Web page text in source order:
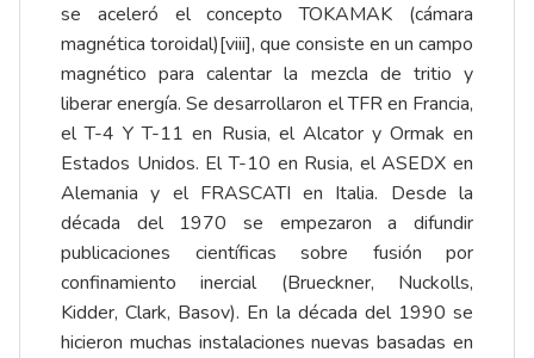
se aceleró el concepto TOKAMAK (cámara
magnética toroidal)[viii], que consiste en un campo
magnético para calentar la mezcla de tritio y
liberar energía. Se desarrollaron el TFR en Francia,
el T-4 Y T-11 en Rusia, el Alcator y Ormak en
Estados Unidos. El T-10 en Rusia, el ASEDX en
Alemania y el FRASCATI en Italia. Desde la
década del 1970 se empezaron a difundir
publicaciones científicas sobre fusión por
confinamiento inercial (Brueckner, Nuckolls,
Kidder, Clark, Basov). En la década del 1990 se
hicieron muchas instalaciones nuevas basadas en